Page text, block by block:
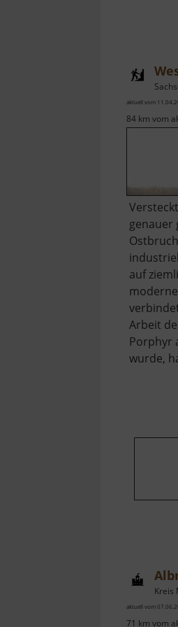
aktuell vom
84 km vom
genauer
auf
Arbeit
Porphyr
wurde,
Kreis
aktuell vom
71 km vom